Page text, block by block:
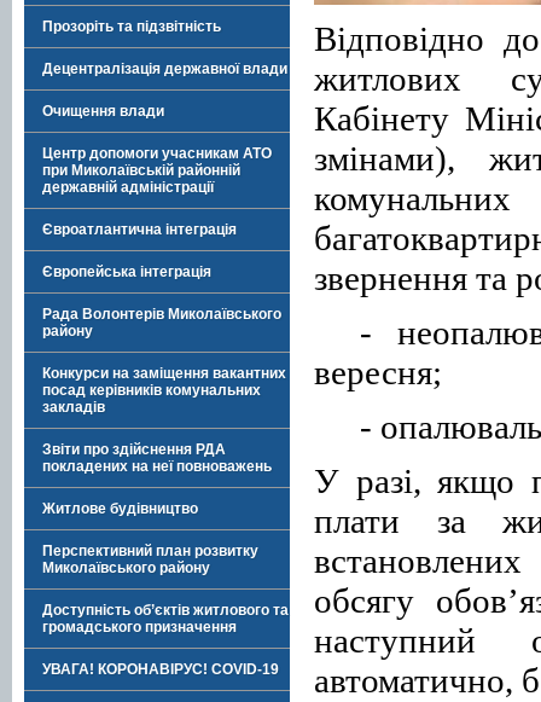
Прозоріть та підзвітність
Децентралізація державної влади
Очищення влади
Центр допомоги учасникам АТО
при Миколаївській районній
державній адміністрації
Євроатлантична інтеграція
Європейська інтеграція
Рада Волонтерів Миколаївського
району
Конкурси на заміщення вакантних
посад керівників комунальних
закладів
Звіти про здійснення РДА
покладених на неї повноважень
Житлове будівництво
Перспективний план розвитку
Миколаївського району
Доступність об’єктів житлового та
громадського призначення
УВАГА! КОРОНАВІРУС! COVID-19
Відповідно
житлових
Кабінету
змінами),
звернення та
-
вересня;
-
У разі, якщо
плати за
обсягу
наступний
автоматично,